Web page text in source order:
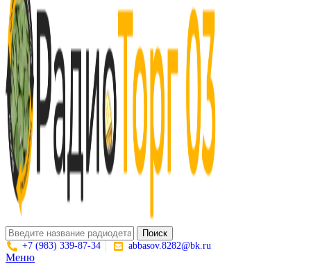
Поиск
+7 (983) 339-87-34
abbasov.8282@bk.ru
Меню